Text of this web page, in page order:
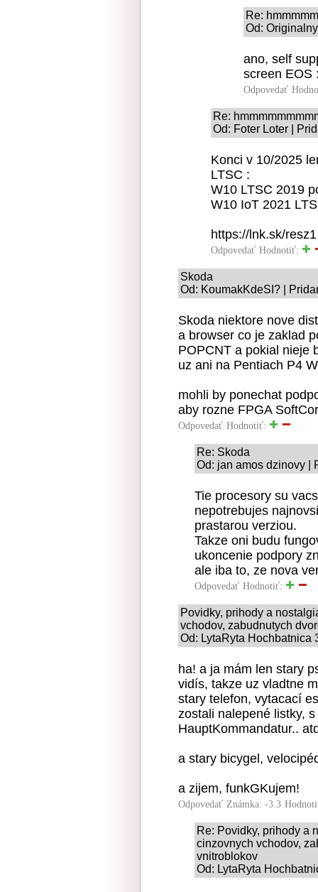
Re:
Od:
ano, self
screen EOS
Odpovedať
Re:
Od: Foter Loter |
Konci v 10/2025
LTSC :
W10 LTSC 2019
W10 IoT 2021
https://lnk.sk/resz1
Odpovedať Hodnotiť:
Skoda
Od: KoumakKdeSI? |
Skoda niektore nove
a browser co je zaklad
POPCNT a pokial nieje
uz ani na Pentiach P4
mohli by ponechat
aby rozne FPGA
Odpovedať Hodnotiť:
Re: Skoda
Od: jan amos dzinovy |
Tie procesory su
nepotrebujes
prastarou verziou.
Takze oni budu
ukoncenie podpory
ale iba to, ze nova
Odpovedať Hodnotiť:
Povidky, prihody a
vchodov, zabudnutych
Od: LytaRyta Hochbatnica
ha! a ja mám len stary
vidís, takze uz vladtne
stary telefon, vytacací
zostali nalepené listky,
HauptKommandatur..
a stary bicygel,
a zijem, funkGKujem!
Odpovedať Známka: -3.3
Re: Povidky, prihody a
cinzovnych vchodov,
vnitroblokov
Od: LytaRyta